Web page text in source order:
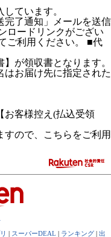
ています。
完了通知」メールを送信
ロードリンクがござい
ご利用ください。 ■代
が領収書となります。
お届け先に指定された
お客様控え(払込受領
ので、こちらをご利用
| スーパーDEAL | ランキング | 出